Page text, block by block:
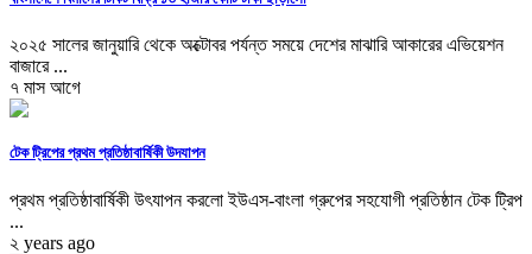
২০২৫ সালের জানুয়ারি থেকে অক্টোবর পর্যন্ত সময়ে দেশের মাঝারি আকারের এভিয়েশন
বাজারে ...
৭ মাস আগে
টেক ট্রিপের প্রথম প্রতিষ্ঠাবার্ষিকী উদযাপন
প্রথম প্রতিষ্ঠাবার্ষিকী উৎযাপন করলো ইউএস-বাংলা গ্রুপের সহযোগী প্রতিষ্ঠান টেক ট্রিপ
...
২ years ago